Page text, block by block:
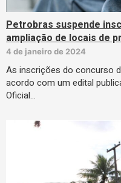
Petrobras suspende
ampliação de locais de
4 de janeiro de 2024
As inscrições do concurso
acordo com um edital
Oficial…